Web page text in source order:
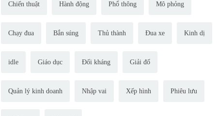
Chiến thuật Hành động Phổ thông Mô phỏng
Chạy đua Bắn súng Thủ thành Đua xe Kinh dị
idle Giáo dục Đối kháng Giải đố
Quản lý kinh doanh Nhập vai Xếp hình Phiêu lưu